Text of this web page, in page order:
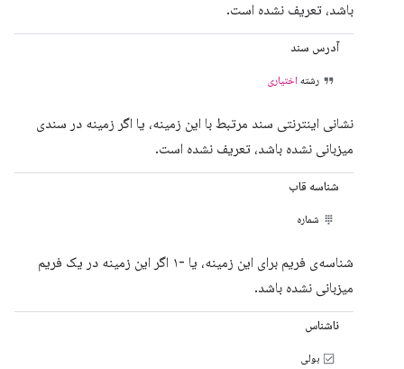
باشد، تعریف نشده است.
آدرس سند
رشته اختیاری
نشانی اینترنتی سند مرتبط با این زمینه، یا اگر زمینه در سندی
میزبانی نشده باشد، تعریف نشده است.
شناسه قاب
شماره
شناسه‌ی فریم برای این زمینه، یا -۱ اگر این زمینه در یک فریم
میزبانی نشده باشد.
ناشناس
بولی